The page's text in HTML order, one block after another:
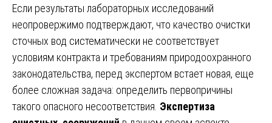
Если результаты лабораторных исследований
неопровержимо подтверждают, что качество очистки
сточных вод систематически не соответствует
условиям контракта и требованиям природоохранного
законодательства, перед экспертом встает новая, еще
более сложная задача: определить первопричины
такого опасного несоответствия. Экспертиза